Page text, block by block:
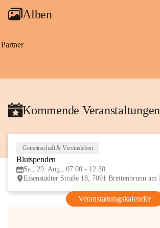
Alben
Partner
Kommende Veranstaltungen
Gemeinschaft & Vereinsleben
Blutspenden
Sa., 29. Aug., 07:00 - 12:30
Veranstaltungskalender